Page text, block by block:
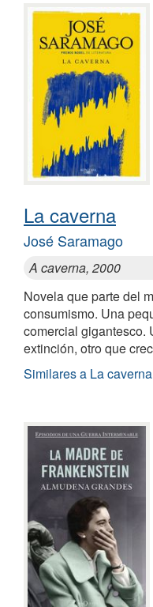
La caverna
José Saramago
A caverna, 2000
Novela que parte del
consumismo. Una
comercial gigantesco.
extinción, otro que
Similares a La caverna